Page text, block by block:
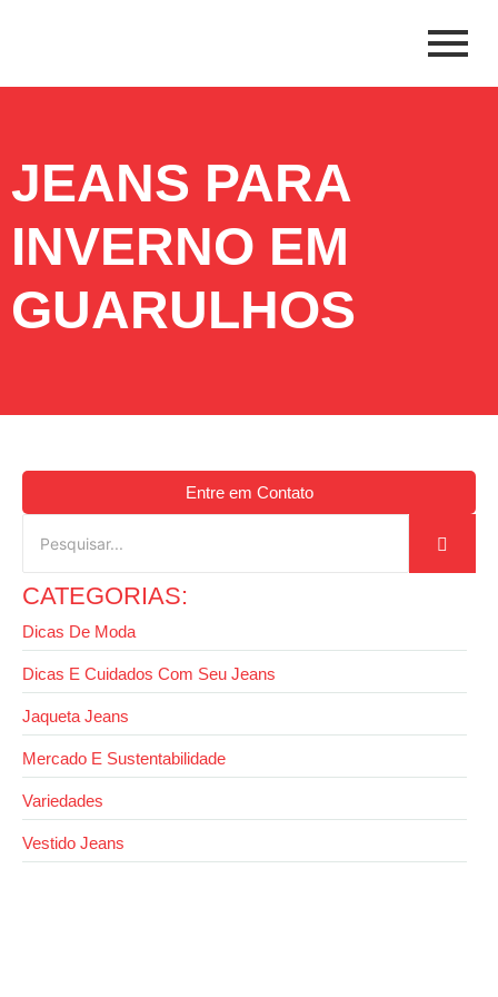
JEANS PARA
INVERNO EM
GUARULHOS
Entre em Contato
CATEGORIAS:
Dicas De Moda
Dicas E Cuidados Com Seu Jeans
Jaqueta Jeans
Mercado E Sustentabilidade
Variedades
Vestido Jeans